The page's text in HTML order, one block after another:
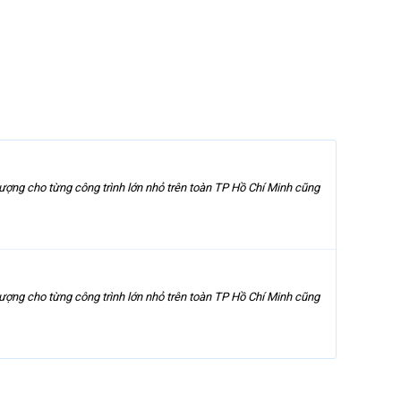
cho từng công trình lớn nhỏ trên toàn TP Hồ Chí Minh cũng
cho từng công trình lớn nhỏ trên toàn TP Hồ Chí Minh cũng